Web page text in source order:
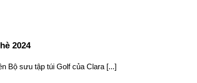
2024
Bộ sưu tập túi Golf của Clara [...]